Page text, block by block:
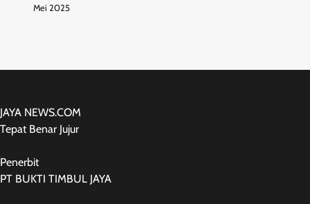
Mei 2025
JAYA NEWS.COM
Tepat Benar Jujur
Penerbit
PT BUKTI TIMBUL JAYA